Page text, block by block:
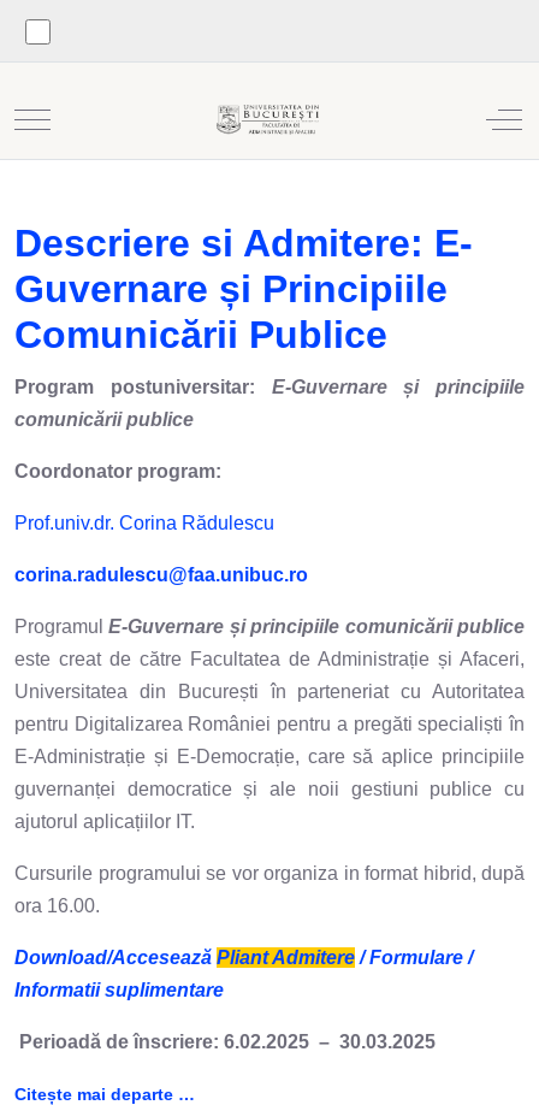
Mobile Menu Toggle Off-
Descriere si Admitere: E-
Guvernare și Principiile
Comunicării Publice
Program postuniversitar: E-Guvernare și principiile
comunicării publice
Coordonator program:
Prof.univ.dr. Corina Rădulescu
corina.radulescu@faa.unibuc.ro
ProgramulE-Guvernare și principiile comunicării publice
este creat de către Facultatea de Administrație și Afaceri,
Universitatea din București în parteneriat cu Autoritatea
pentru Digitalizarea României pentru a pregăti specialiști în
E-Administrație și E-Democrație, care să aplice principiile
guvernanței democratice și ale noii gestiuni publice cu
ajutorul aplicațiilor IT.
Cursurile programului se vor organiza in format hibrid, după
ora 16.00.
Download/Accesează Pliant Admitere / Formulare /
Informatii suplimentare
Perioadă de înscriere: 6.02.2025 – 30.03.2025
Citește mai departe …